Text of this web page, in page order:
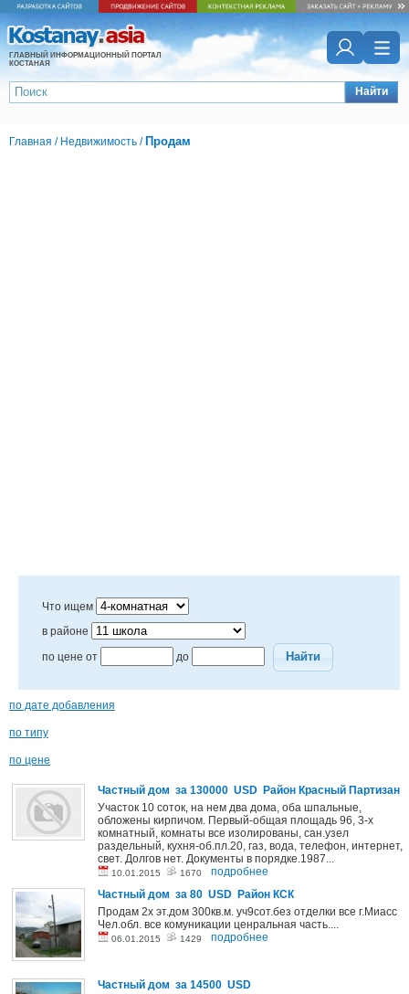
ГЛАВНЫЙ ИНФОРМАЦИОННЫЙ ПОРТАЛ
КОСТАНАЯ
Найти
Главная / Недвижимость / Продам
Что ищем
в районе
по цене от до Найти
по дате добавления
по типу
по цене
Частный дом за 130000 USD Район Красный Партизан
Участок 10 соток, на нем два дома, оба шпальные,
обложены кирпичом. Первый-общая площадь 96, 3-х
комнатный, комнаты все изолированы, сан.узел
раздельный, кухня-об.пл.20, газ, вода, телефон, интернет,
свет. Долгов нет. Документы в порядке.1987...
10.01.2015 1670
подробнее
Частный дом за 80 USD Район КСК
Продам 2х эт.дом 300кв.м. уч9сот.без отделки все г.Миасс
Чел.обл. все комуникации ценральная часть....
06.01.2015 1429 подробнее
Частный дом за 14500 USD